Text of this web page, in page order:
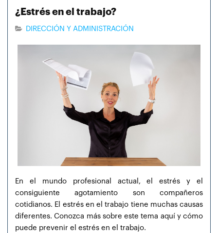
¿Estrés en el trabajo?
DIRECCIÓN Y ADMINISTRACIÓN
En el mundo profesional actual, el estrés y el
consiguiente agotamiento son compañeros
cotidianos. El estrés en el trabajo tiene muchas causas
diferentes. Conozca más sobre este tema aquí y cómo
puede prevenir el estrés en el trabajo.